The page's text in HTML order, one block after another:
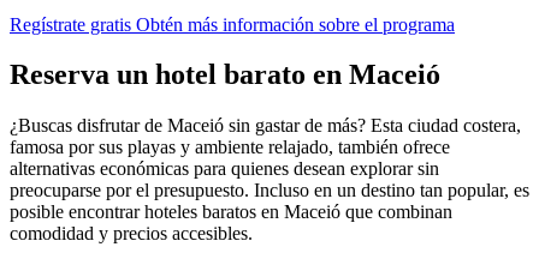
Regístrate gratis Obtén más información sobre el programa
Reserva un hotel barato en Maceió
¿Buscas disfrutar de Maceió sin gastar de más? Esta ciudad costera,
famosa por sus playas y ambiente relajado, también ofrece
alternativas económicas para quienes desean explorar sin
preocuparse por el presupuesto. Incluso en un destino tan popular, es
posible encontrar hoteles baratos en Maceió que combinan
comodidad y precios accesibles.